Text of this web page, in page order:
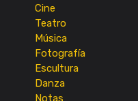
Cine
Teatro
Música
Fotografía
Escultura
Danza
Notas